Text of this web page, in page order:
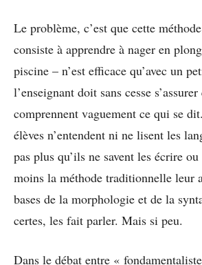
Le problème, c’est que cette
consiste à apprendre à nager en
piscine – n’est efficace qu’avec un
l’enseignant doit sans cesse
comprennent vaguement ce qui se
élèves n’entendent ni ne lisent les
pas plus qu’ils ne savent les écrire
moins la méthode traditionnelle leur
bases de la morphologie et de la
certes, les fait parler. Mais si peu.
Dans le débat entre «